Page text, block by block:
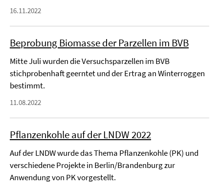
16.11.2022
Beprobung Biomasse der Parzellen im BVB
Mitte Juli wurden die Versuchsparzellen im BVB
stichprobenhaft geerntet und der Ertrag an Winterroggen
bestimmt.
11.08.2022
Pflanzenkohle auf der LNDW 2022
Auf der LNDW wurde das Thema Pflanzenkohle (PK) und
verschiedene Projekte in Berlin/Brandenburg zur
Anwendung von PK vorgestellt.